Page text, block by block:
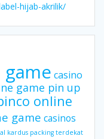
hijab-akrilik/
game casino
game pin up
online
game casinos
kardus packing terdekat